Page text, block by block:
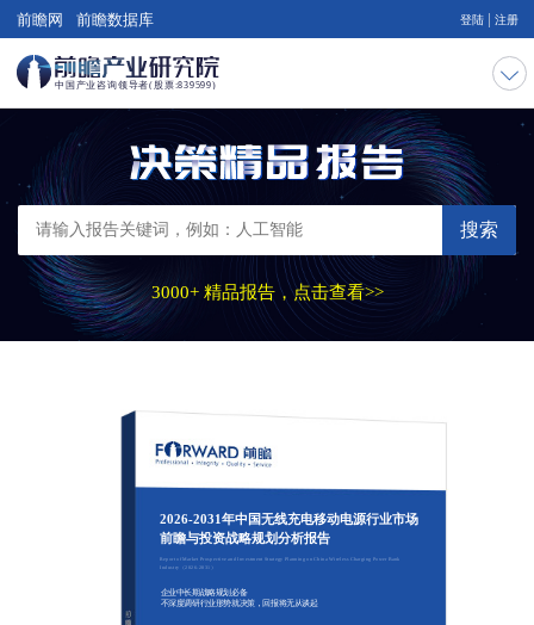
前瞻网 前瞻数据库 登陆 注册
搜索
3000+ 精品报告，点击查看>>
2026-2031年中国无线充电移动电源行业市场
前瞻与投资战略规划分析报告
Report of Market Prospective and Investment Strategy Planning on China Wireless Charging Power Bank
Industry（2026-2031）
企业中长期战略规划必备
不深度调研行业形势就决策，回报将无从谈起